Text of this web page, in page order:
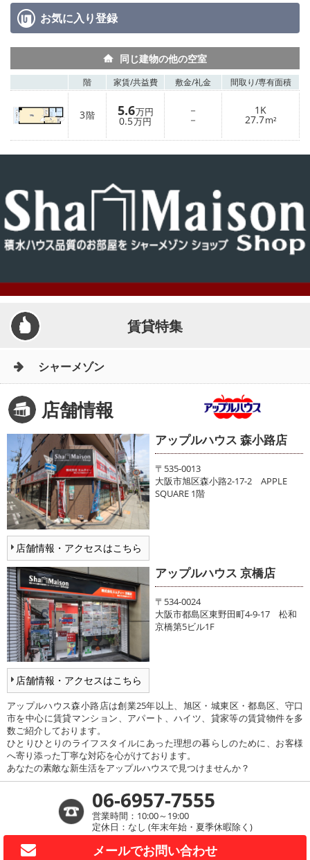
お気に入り登録
同じ建物の他の空室
階 家賃/共益費 敷金/礼金 間取り/専有面積
3階 5.6万円
0.5万円
－
－
1K
27.7m²
賃貸特集
シャーメゾン
店舗情報
店舗情報・アクセスはこちら
アップルハウス 森小路店
〒535-0013
大阪市旭区森小路2-17-2 APPLE
SQUARE 1階
店舗情報・アクセスはこちら
アップルハウス 京橋店
〒534-0024
大阪市都島区東野田町4-9-17 松和
京橋第5ビル1F
アップルハウス森小路店は創業25年以上、旭区・城東区・都島区、守口
市を中心に賃貸マンション、アパート、ハイツ、貸家等の賃貸物件を多
数ご紹介しております。
ひとりひとりのライフスタイルにあった理想の暮らしのために、お客様
へ寄り添った丁寧な対応を心がけております。
あなたの素敵な新生活をアップルハウスで見つけませんか？
06-6957-7555
営業時間：10:00～19:00
定休日：なし (年末年始・夏季休暇除く)
メールでお問い合わせ